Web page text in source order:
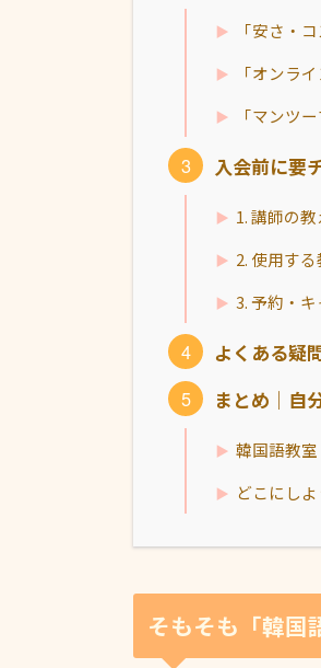
「安さ・
「オンラ
「マンツ
入会前に要
1. 講師の
2. 使用す
3. 予約・
よくある疑
まとめ｜自
韓国語教
どこにし
そもそも「韓国